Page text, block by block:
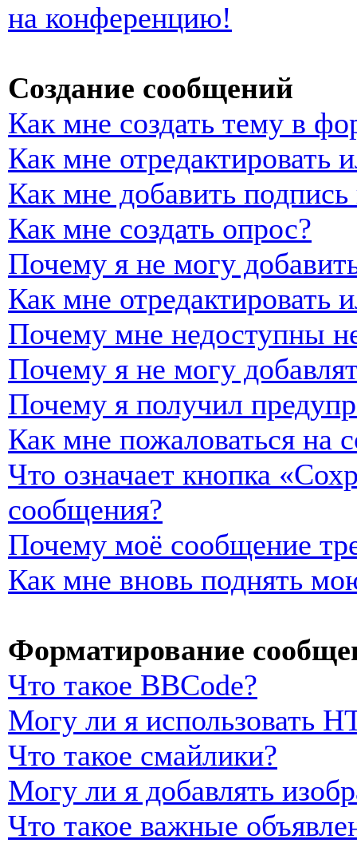
на конференцию!
Создание сообщений
Как мне создать тему в
Как мне отредактировать
Как мне добавить
Как мне создать опрос?
Почему я не могу
Как мне отредактировать
Почему мне недоступны
Почему я не могу
Почему я получил
Как мне пожаловаться на
Что означает кнопка
сообщения?
Почему моё сообщение
Как мне вновь поднять
Форматирование
Что такое BBCode?
Могу ли я использовать
Что такое смайлики?
Могу ли я добавлять
Что такое важные